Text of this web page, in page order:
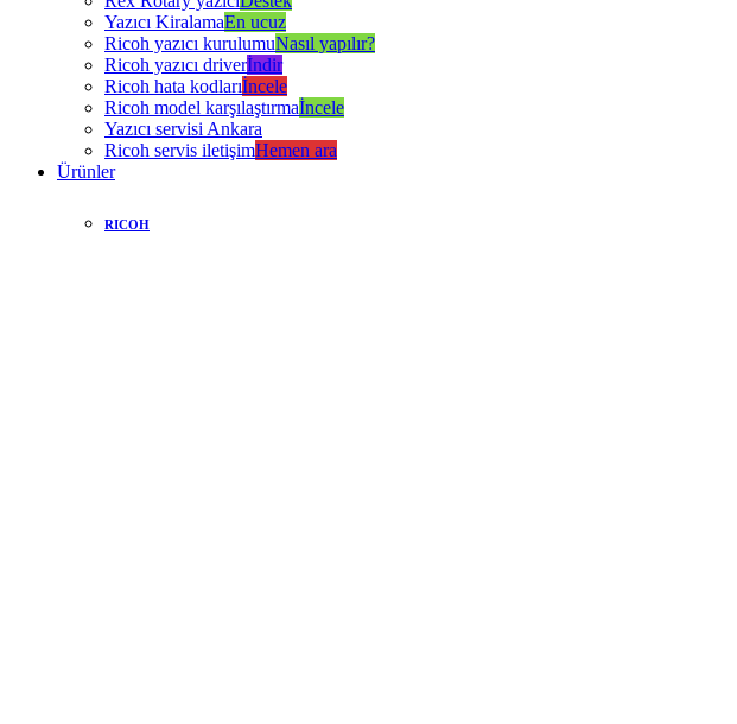
Yazıcı KiralamaEn ucuz
Ricoh yazıcı kurulumuNasıl yapılır?
Ricoh yazıcı driverİndir
Ricoh hata kodlarıİncele
Ricoh model karşılaştırmaİncele
Yazıcı servisi Ankara
Ricoh servis iletişimHemen ara
Ürünler
RICOH